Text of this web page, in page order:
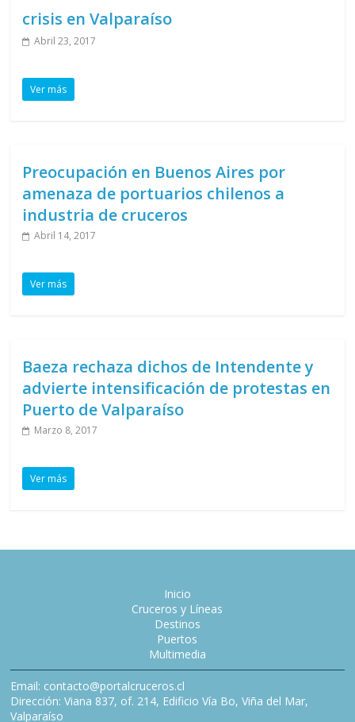
crisis en Valparaíso
Abril 23, 2017
Ver más
Preocupación en Buenos Aires por
amenaza de portuarios chilenos a
industria de cruceros
Abril 14, 2017
Ver más
Baeza rechaza dichos de Intendente y
advierte intensificación de protestas en
Puerto de Valparaíso
Marzo 8, 2017
Ver más
Inicio
Cruceros y Líneas
Destinos
Puertos
Multimedia
Email: contacto@portalcruceros.cl
Dirección: Viana 837, of. 214, Edificio Vía Bo, Viña del Mar,
Valparaíso